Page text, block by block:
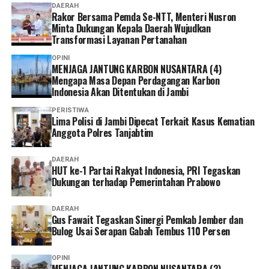
Sekelebat mata Kang Jamburi, melihat susunan gigi Pak
Tua terlihat sangat rapi, bahwa tidak ada aroma bau
keringat seperti pada umumnya orang yang tengah
membersihkan kebun.
“Kang, bunga yang ditanam ini jenis apa toh, lah dapat
bibit dari mana Kang, saya pengen juga nanam di depan
pekarangan rumah saya, biar bojoku Sumiati bisa rajin
nanam bunga, Kang.”
“Ora usah ditanam Pak, lah wong bunga itu cuma
sanepo, orang yang nanam bibit bunga baik, maka sudah
pasti bakal panen bunga yang berkualitas baik juga toh,
Pak.”
“Ya bener Kang, tapi bunga ini saya belum pernah lihat,
bukan cuma di desa ini saja, tapi waktu saya tugas di
Aceh juga belum pernah lihat, Kang.”
“Barang bukti Flashdisk dan print percakapan,”
ucapnya.
Fachmi mengatakan, dirinya mewakili Nikita “Tidak akan
menanggapi hal-hal yang goib itu. Jadi seakan-akan ini
persoalan, persoalan paranormal,” tutur Fahmi.
DAERAH
Rakor Bersama Pemda Se-NTT, Menteri Nusron
Minta Dukungan Kepala Daerah Wujudkan
Transformasi Layanan Pertanahan
OPINI
MENJAGA JANTUNG KARBON NUSANTARA (4)
Mengapa Masa Depan Perdagangan Karbon
Indonesia Akan Ditentukan di Jambi
PERISTIWA
Lima Polisi di Jambi Dipecat Terkait Kasus Kematian
Anggota Polres Tanjabtim
DAERAH
HUT ke-1 Partai Rakyat Indonesia, PRI Tegaskan
Dukungan terhadap Pemerintahan Prabowo
DAERAH
Gus Fawait Tegaskan Sinergi Pemkab Jember dan
Bulog Usai Serapan Gabah Tembus 110 Persen
OPINI